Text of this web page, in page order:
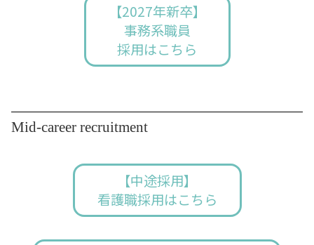
【2027年新卒】
事務系職員
採用はこちら
Mid-career recruitment
【中途採用】
看護職採用はこちら